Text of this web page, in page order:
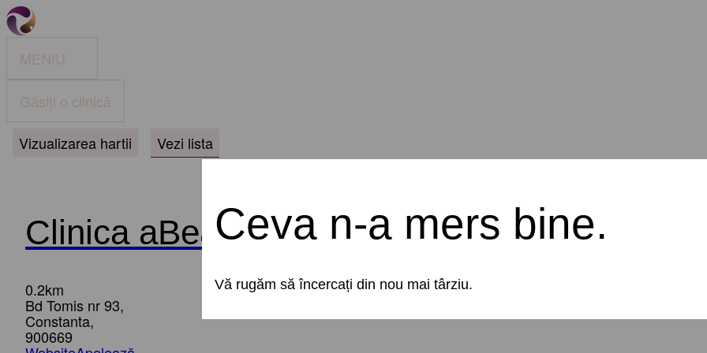
MENIU
Găsiți o clinică
Vizualizarea hartii Vezi lista
Clinica aBeauty Clinique Constanta
0.2km
Bd Tomis nr 93,
Constanta,
900669
Ceva n-a mers bine.
Vă rugăm să încercați din nou mai târziu.